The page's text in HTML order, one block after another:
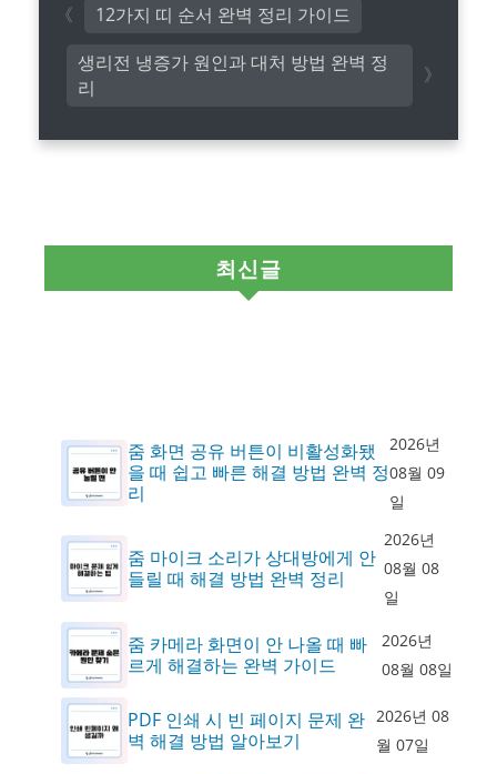
생리전 냉증가 원인과 대처 방법 완벽 정
리
12가지 띠 순서 완벽 정리 가이드
최신글
줌 화면 공유 버튼이 비활성화됐
을 때 쉽고 빠른 해결 방법 완벽 정
리
2026년
08월 09
일
줌 마이크 소리가 상대방에게 안
들릴 때 해결 방법 완벽 정리
2026년
08월 08
일
줌 카메라 화면이 안 나올 때 빠
르게 해결하는 완벽 가이드
2026년
08월 08일
PDF 인쇄 시 빈 페이지 문제 완
벽 해결 방법 알아보기
2026년 08
월 07일